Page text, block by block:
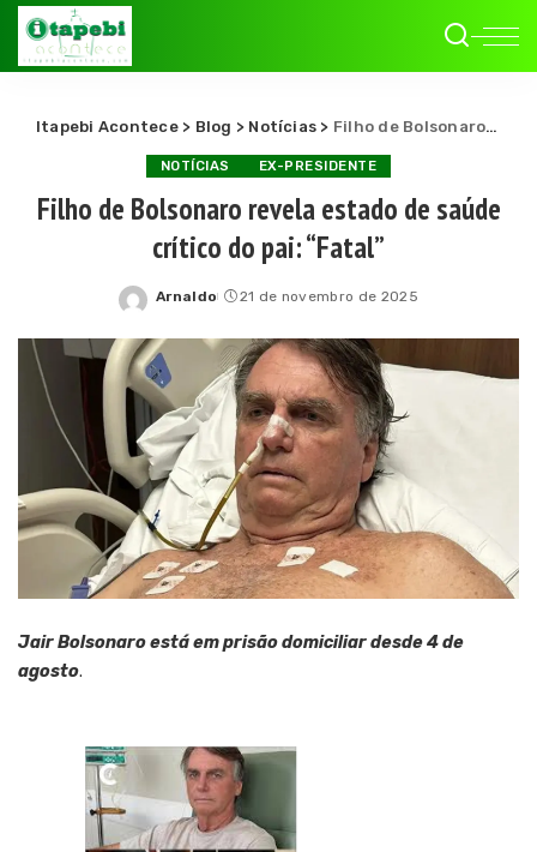
Itapebi Acontece> Blog > Notícias > Filho de Bolsonaro revela estado de saúde crítico do pai: “Fatal”
NOTÍCIAS EX-PRESIDENTE
Filho de Bolsonaro revela estado de saúde
crítico do pai: “Fatal”
Posted
Arnaldo 21 de novembro de 2025
Jair Bolsonaro está em prisão domiciliar desde 4 de
agosto.